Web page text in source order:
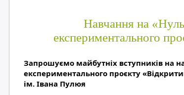
Навчання на
експериментального
Запрошуємо майбутніх вступників на
експериментального проєкту
ім. Івана Пулюя